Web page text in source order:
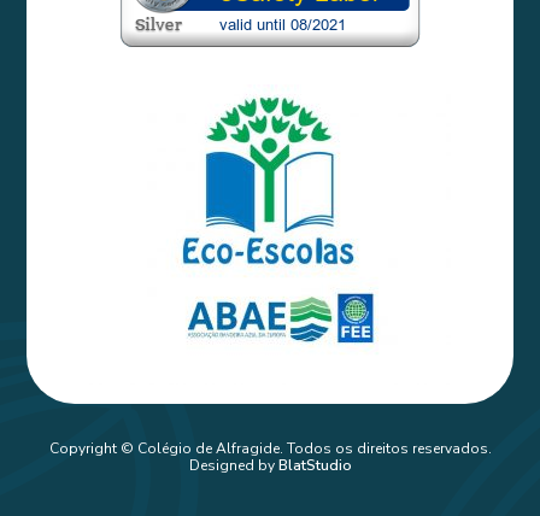
Copyright © Colégio de Alfragide. Todos os direitos reservados.
Designed byBlatStudio